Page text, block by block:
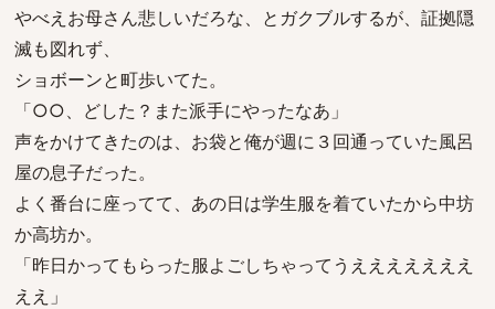
やべえお母さん悲しいだろな、とガクブルするが、証拠隠
滅も図れず、
ショボーンと町歩いてた。
「○○、どした？また派手にやったなあ」
声をかけてきたのは、お袋と俺が週に３回通っていた風呂
屋の息子だった。
よく番台に座ってて、あの日は学生服を着ていたから中坊
か高坊か。
「昨日かってもらった服よごしちゃってうえええええええ
ええ」